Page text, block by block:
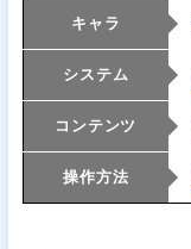
キャラ
システム
コンテンツ
操作方法